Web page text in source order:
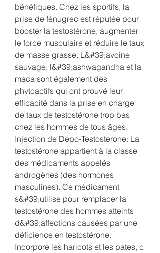
bénéfiques. Chez les sportifs, la
prise de fénugrec est réputée pour
booster la testostérone, augmenter
le force musculaire et réduire le taux
de masse grasse. L&#39;avoine
sauvage, l&#39;ashwagandha et la
maca sont également des
phytoactifs qui ont prouvé leur
efficacité dans la prise en charge
de taux de testostérone trop bas
chez les hommes de tous âges.
Injection de Depo-Testosterone: La
testostérone appartient à la classe
des médicaments appelés
androgènes (des hormones
masculines). Ce médicament
s&#39;utilise pour remplacer la
testostérone des hommes atteints
d&#39;affections causées par une
déficience en testostérone.
Incorpore les haricots et les pates, c